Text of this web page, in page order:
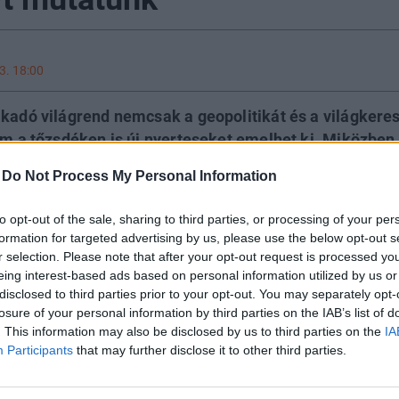
Do Not Process My Personal Information
opt-out of the sale, sharing to third parties, or processing of your
for targeted advertising by us, please use the below opt-out
selection. Please note that after your opt-out request is processed
interest-based ads based on personal information utilized by us
to third parties prior to your opt-out. You may separately
of your personal information by third parties on the IAB’s list of
This information may also be disclosed by us to third parties on the
Participants that may further disclose it to other third parties.
18:00
világrend nemcsak a geopolitikát és a
a tőzsdéken is új nyerteseket emelhet ki. Miközben
de annál nagyobb pénzeket megmozgató
megjelent a tőzsdén, amelyen keresztül a befektetők
a megatrendre. A sztori még korai, a kockázat nagy –
DAY 2026
a Portfolio Investment Day 2026, ahol a piac vezető